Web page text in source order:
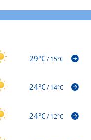
29°C/15°C
24°C/14°C
24°C/12°C